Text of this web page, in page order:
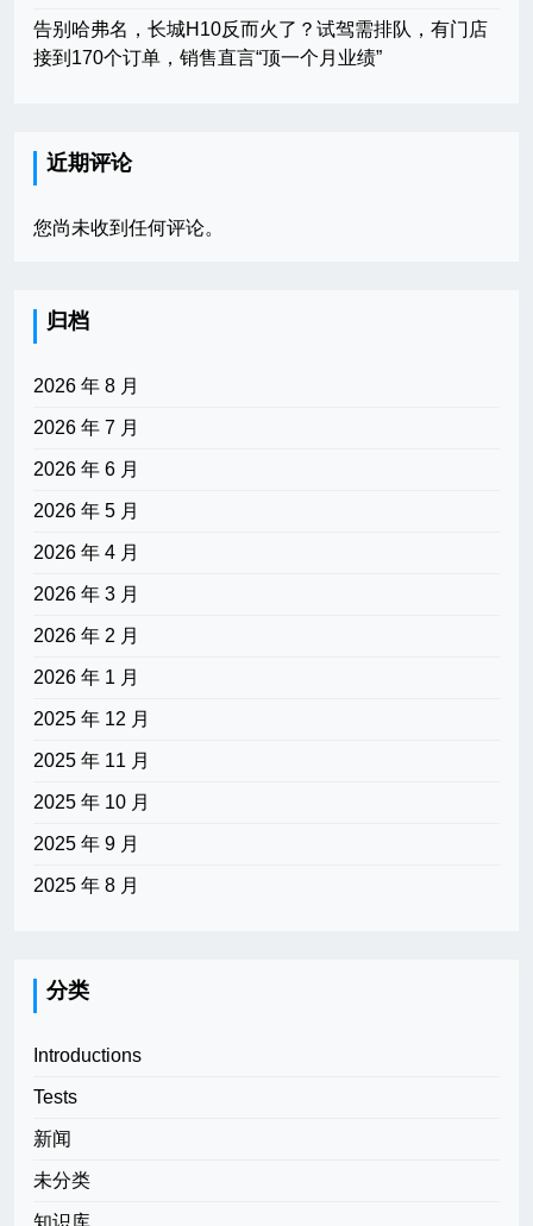
告别哈弗名，长城H10反而火了？试驾需排队，有门店
接到170个订单，销售直言“顶一个月业绩”
近期评论
您尚未收到任何评论。
归档
2026 年 8 月
2026 年 7 月
2026 年 6 月
2026 年 5 月
2026 年 4 月
2026 年 3 月
2026 年 2 月
2026 年 1 月
2025 年 12 月
2025 年 11 月
2025 年 10 月
2025 年 9 月
2025 年 8 月
分类
Introductions
Tests
新闻
未分类
知识库